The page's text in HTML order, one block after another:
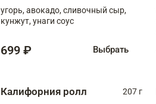
угорь, авокадо, сливочный сыр,
кунжут, унаги соус
699 ₽ Выбрать
Калифорния ролл
207 г